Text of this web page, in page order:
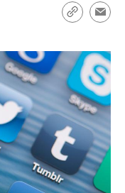
Link